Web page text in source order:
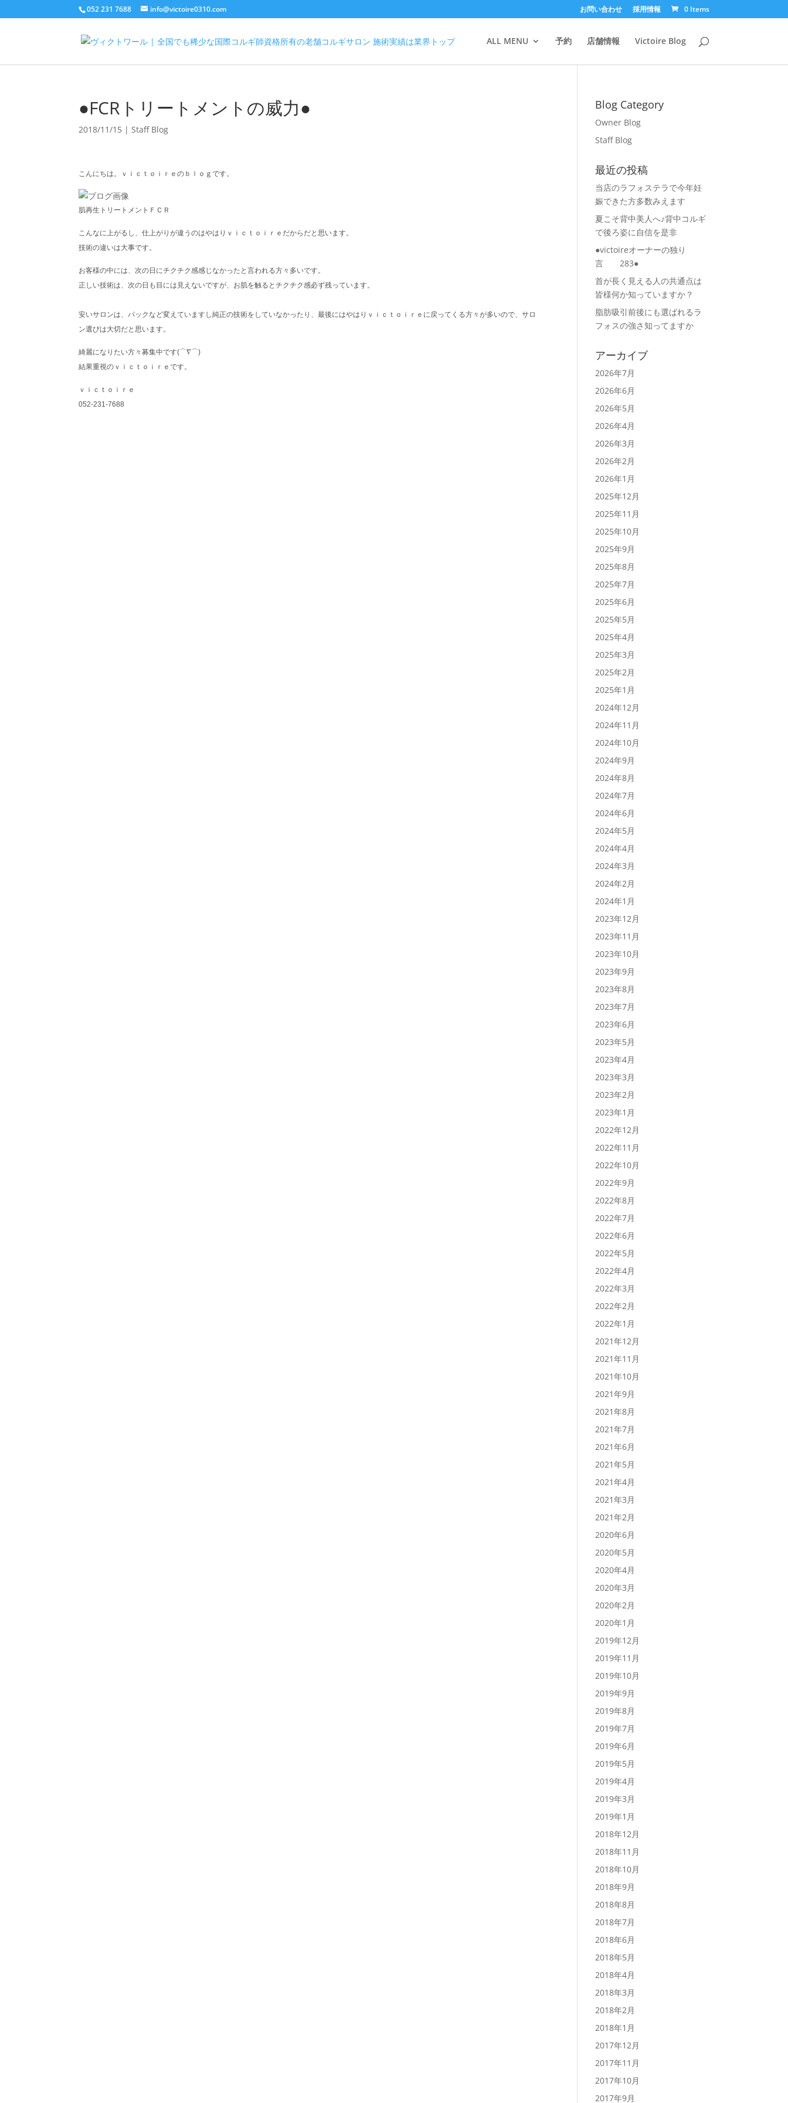
052 231 7688 info@victoire0310.com お問い合わせ 採用情報 0 Items
ALL MENU 予約 店舗情報 Victoire Blog
●FCRトリートメントの威力●
2018/11/15 |Staff Blog
こんにちは。ｖｉｃｔｏｉｒｅのｂｌｏｇです。
肌再生トリートメントＦＣＲ
こんなに上がるし、仕上がりが違うのはやはりｖｉｃｔｏｉｒｅだからだと思います。
技術の違いは大事です。
お客様の中には、次の日にチクチク感感じなかったと言われる方々多いです。
正しい技術は、次の日も目には見えないですが、お肌を触るとチクチク感必ず残っています。
安いサロンは、パックなど変えていますし純正の技術をしていなかったり、最後にはやはりｖｉｃｔｏｉｒｅに戻ってくる方々が多いので、サロ
ン選びは大切だと思います。
綺麗になりたい方々募集中です(⌒∇⌒)
結果重視のｖｉｃｔｏｉｒｅです。
ｖｉｃｔｏｉｒｅ
052-231-7688
Blog Category
Owner Blog
Staff Blog
最近の投稿
当店のラフォステラで今年妊
娠できた方多数みえます
夏こそ背中美人へ♪背中コルギ
で後ろ姿に自信を是非
●victoireオーナーの独り
言 283●
首が長く見える人の共通点は
皆様何か知っていますか？
脂肪吸引前後にも選ばれるラ
フォスの強さ知ってますか
アーカイブ
2026年7月
2026年6月
2026年5月
2026年4月
2026年3月
2026年2月
2026年1月
2025年12月
2025年11月
2025年10月
2025年9月
2025年8月
2025年7月
2025年6月
2025年5月
2025年4月
2025年3月
2025年2月
2025年1月
2024年12月
2024年11月
2024年10月
2024年9月
2024年8月
2024年7月
2024年6月
2024年5月
2024年4月
2024年3月
2024年2月
2024年1月
2023年12月
2023年11月
2023年10月
2023年9月
2023年8月
2023年7月
2023年6月
2023年5月
2023年4月
2023年3月
2023年2月
2023年1月
2022年12月
2022年11月
2022年10月
2022年9月
2022年8月
2022年7月
2022年6月
2022年5月
2022年4月
2022年3月
2022年2月
2022年1月
2021年12月
2021年11月
2021年10月
2021年9月
2021年8月
2021年7月
2021年6月
2021年5月
2021年4月
2021年3月
2021年2月
2020年6月
2020年5月
2020年4月
2020年3月
2020年2月
2020年1月
2019年12月
2019年11月
2019年10月
2019年9月
2019年8月
2019年7月
2019年6月
2019年5月
2019年4月
2019年3月
2019年1月
2018年12月
2018年11月
2018年10月
2018年9月
2018年8月
2018年7月
2018年6月
2018年5月
2018年4月
2018年3月
2018年2月
2018年1月
2017年12月
2017年11月
2017年10月
2017年9月